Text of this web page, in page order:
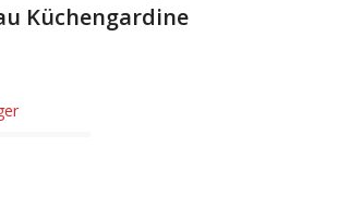
Küchengardine